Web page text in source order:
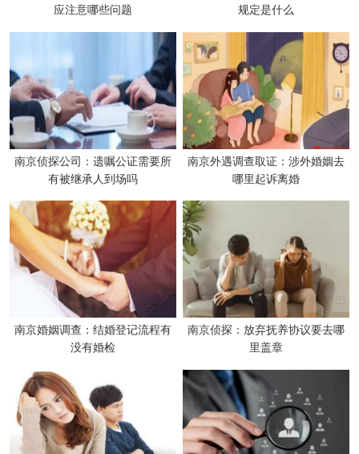
应注意哪些问题
规定是什么
南京侦探公司：遗嘱公证需要所
有被继承人到场吗
南京外遇调查取证：涉外婚姻去
哪里起诉离婚
南京婚姻调查：结婚登记流程有
没有婚检
南京侦探：放弃抚养协议要去哪
里盖章